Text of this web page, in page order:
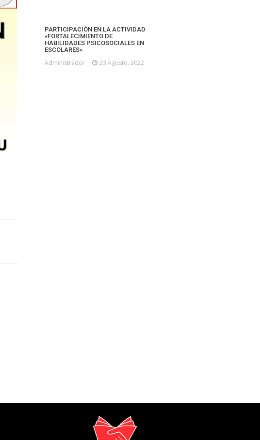
PARTICIPACIÓN EN LA ACTIVIDAD
«FORTALECIMIENTO DE
HABILIDADES PSICOSOCIALES EN
ESCOLARES»
Administrador 23 Agosto, 2022